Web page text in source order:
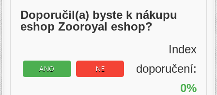
Doporučil(a) byste k nákupu
eshop Zooroyal eshop?
ANO NE
Index
doporučení:
0%